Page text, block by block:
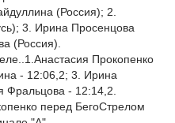
(Россия); 2.
3. Ирина Просенцова
(Россия).
Прокопенко
- 12:06,2; 3. Ирина
Фральцова - 12:14,2.
перед БегоСтрелом